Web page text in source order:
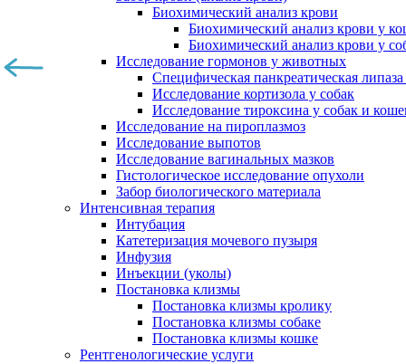
Биохимический анализ крови
Биохимический анализ крови у
Биохимический анализ крови у
Исследование гормонов у животных
Специфическая панкреатическая
Исследование кортизола у собак
Исследование тироксина у собак и
Исследование на пироплазмоз
Исследование выпотов
Исследование вагинальных мазков
Гистологическое исследование опухоли
Забор биологического материала
Интенсивная терапия
Интубация
Катетеризация мочевого пузыря
Инфузия
Инъекции (уколы)
Постановка клизмы
Постановка клизмы кролику
Постановка клизмы собаке
Постановка клизмы кошке
Рентгенологические услуги